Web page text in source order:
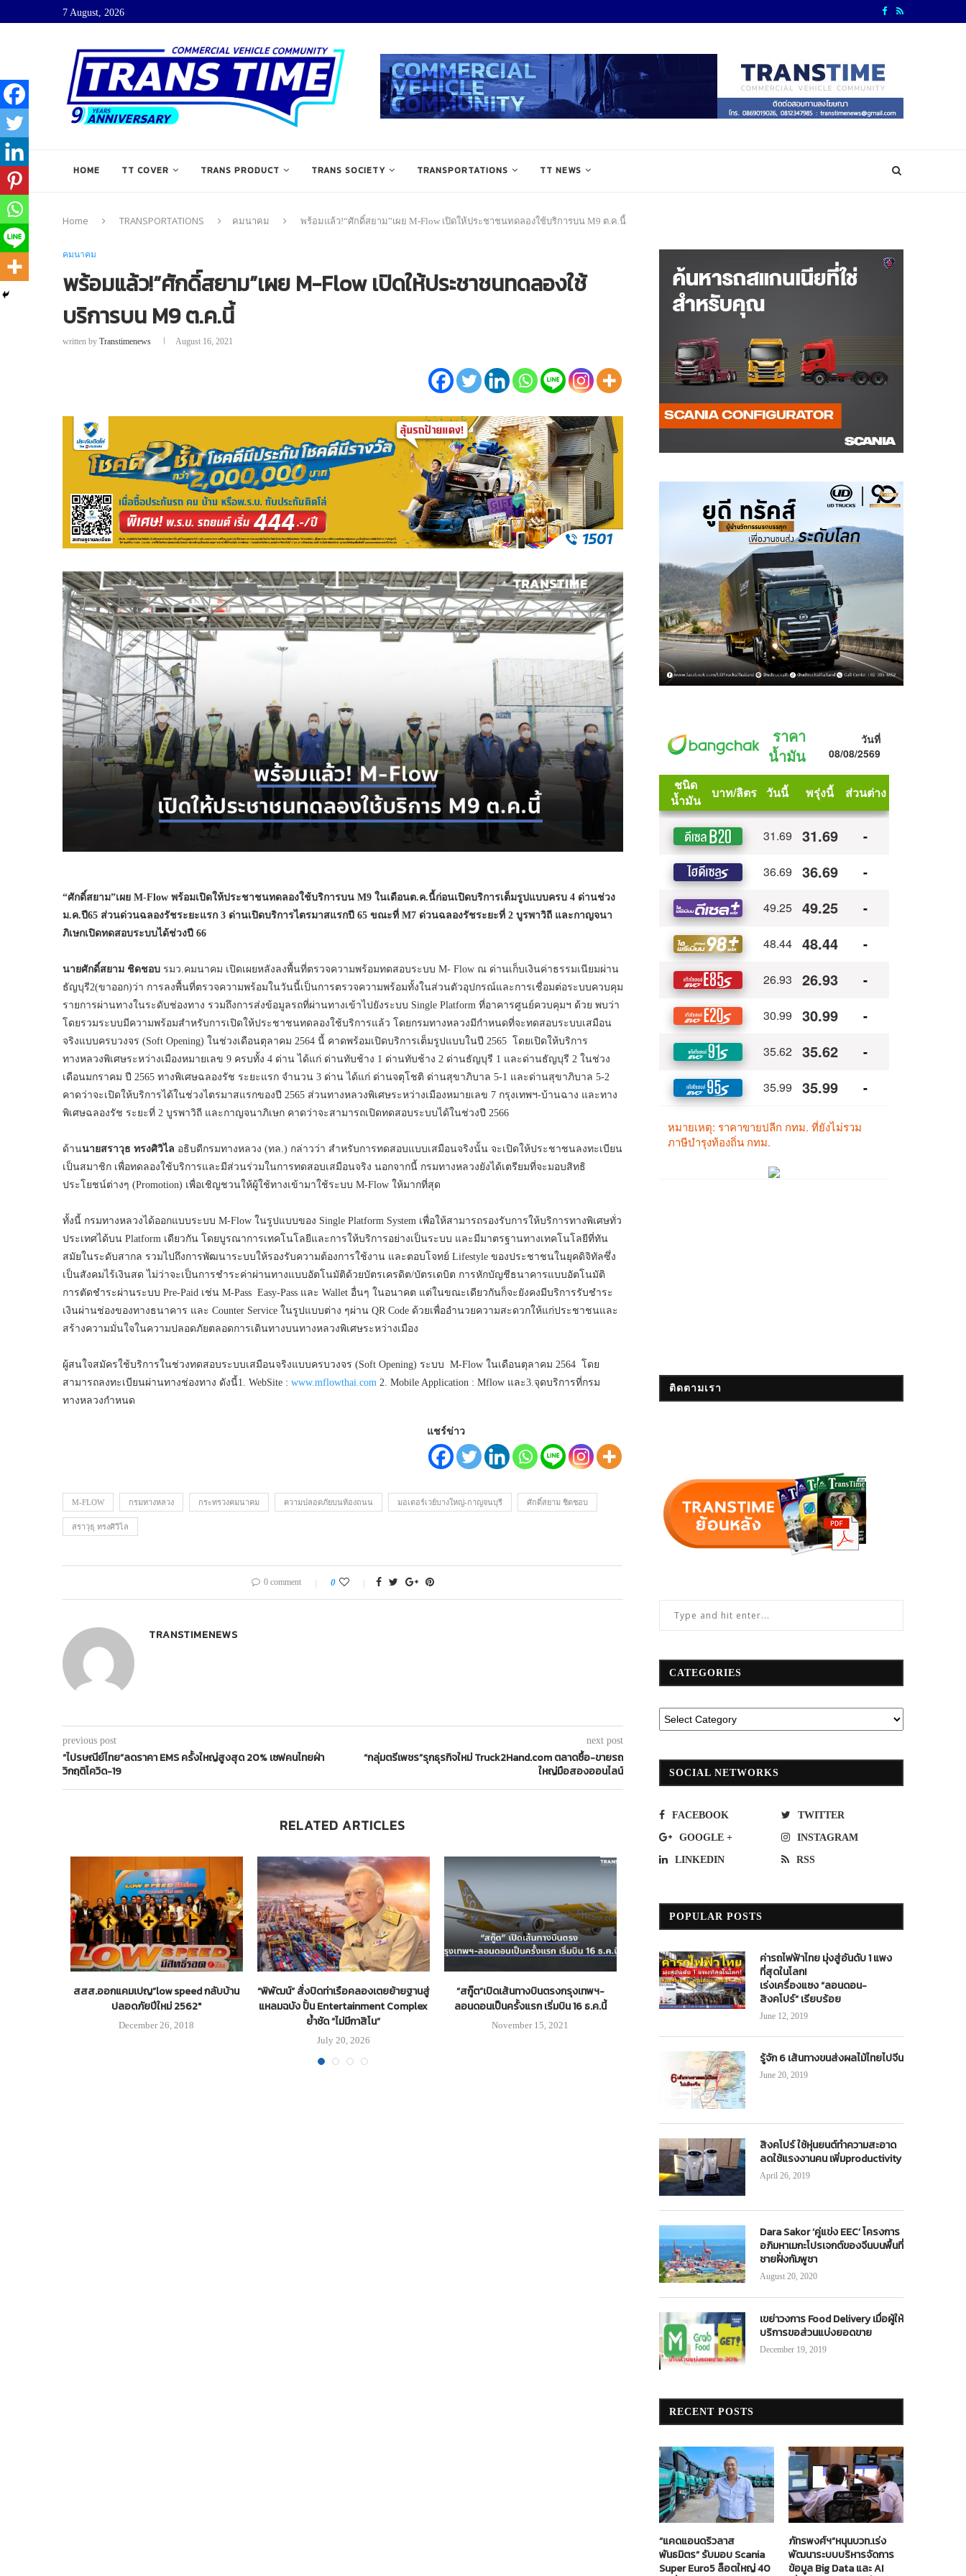
7 August, 2026
HOME TT COVER TRANS PRODUCT TRANS SOCIETY TRANSPORTATIONS TT NEWS
Home TRANSPORTATIONS คมนาคม พร้อมแล้ว!“ศักดิ์สยาม”เผย M-Flow เปิดให้ประชาชนทดลองใช้บริการบน M9 ต.ค.นี้
คมนาคม
พร้อมแล้ว!“ศักดิ์สยาม”เผย M-Flow เปิดให้ประชาชนทดลองใช้
บริการบน M9 ต.ค.นี้
written by Transtimenews August 16, 2021
“ศักดิ์สยาม”เผย M-Flow พร้อมเปิดให้ประชาชนทดลองใช้บริการบน M9 ในเดือนต.ค.นี้ก่อนเปิดบริการเต็มรูปแบบครบ 4 ด่านช่วง
ม.ค.ปี65 ส่วนด่วนฉลองรัชระยะแรก 3 ด่านเปิดบริการไตรมาสแรกปี 65 ขณะที่ M7 ด่วนฉลองรัชระยะที่ 2 บูรพาวิถี และกาญจนา
ภิเษกเปิดทดสอบระบบได้ช่วงปี 66
นายศักดิ์สยาม ชิดชอบ รมว.คมนาคม เปิดเผยหลังลงพื้นที่ตรวจความพร้อมทดสอบระบบ M- Flow ณ ด่านเก็บเงินค่าธรรมเนียมผ่าน
ธัญบุรี2(ขาออก)ว่า การลงพื้นที่ตรวจความพร้อมในวันนี้เป็นการตรวจความพร้อมทั้งในส่วนตัวอุปกรณ์และการเชื่อมต่อระบบควบคุม
รายการผ่านทางในระดับช่องทาง รวมถึงการส่งข้อมูลรถที่ผ่านทางเข้าไปยังระบบ Single Platform ที่อาคารศูนย์ควบคุมฯ ด้วย พบว่า
โดยรวมระบบมีความพร้อมสำหรับการเปิดให้ประชาชนทดลองใช้บริการแล้ว โดยกรมทางหลวงมีกำหนดที่จะทดสอบระบบเสมือน
จริงแบบครบวงจร (Soft Opening) ในช่วงเดือนตุลาคม 2564 นี้ คาดพร้อมเปิดบริการเต็มรูปแบบในปี 2565 โดยเปิดให้บริการ
ทางหลวงพิเศษระหว่างเมืองหมายเลข 9 ครบทั้ง 4 ด่าน ได้แก่ ด่านทับช้าง 1 ด่านทับช้าง 2 ด่านธัญบุรี 1 และด่านธัญบุรี 2 ในช่วง
เดือนมกราคม ปี 2565 ทางพิเศษฉลองรัช ระยะแรก จำนวน 3 ด่าน ได้แก่ ด่านจตุโชติ ด่านสุขาภิบาล 5-1 และด่านสุขาภิบาล 5-2
คาดว่าจะเปิดให้บริการได้ในช่วงไตรมาสแรกของปี 2565 ส่วนทางหลวงพิเศษระหว่างเมืองหมายเลข 7 กรุงเทพฯ-บ้านฉาง และทาง
พิเศษฉลองรัช ระยะที่ 2 บูรพาวิถี และกาญจนาภิเษก คาดว่าจะสามารถเปิดทดสอบระบบได้ในช่วงปี 2566
ด้านนายสราวุธ ทรงศิวิไล อธิบดีกรมทางหลวง (ทล.) กล่าวว่า สำหรับการทดสอบแบบเสมือนจริงนั้น จะเปิดให้ประชาชนลงทะเบียน
เป็นสมาชิก เพื่อทดลองใช้บริการและมีส่วนร่วมในการทดสอบเสมือนจริง นอกจากนี้ กรมทางหลวงยังได้เตรียมที่จะมอบสิทธิ
ประโยชน์ต่างๆ (Promotion) เพื่อเชิญชวนให้ผู้ใช้ทางเข้ามาใช้ระบบ M-Flow ให้มากที่สุด
ทั้งนี้ กรมทางหลวงได้ออกแบบระบบ M-Flow ในรูปแบบของ Single Platform System เพื่อให้สามารถรองรับการให้บริการทางพิเศษทั่ว
ประเทศได้บน Platform เดียวกัน โดยบูรณาการเทคโนโลยีและการให้บริการอย่างเป็นระบบ และมีมาตรฐานทางเทคโนโลยีที่ทัน
สมัยในระดับสากล รวมไปถึงการพัฒนาระบบให้รองรับความต้องการใช้งาน และตอบโจทย์ Lifestyle ของประชาชนในยุคดิจิทัลซึ่ง
เป็นสังคมไร้เงินสด ไม่ว่าจะเป็นการชำระค่าผ่านทางแบบอัตโนมัติด้วยบัตรเครดิต/บัตรเดบิต การหักบัญชีธนาคารแบบอัตโนมัติ
การตัดชำระผ่านระบบ Pre-Paid เช่น M-Pass Easy-Pass และ Wallet อื่นๆ ในอนาคต แต่ในขณะเดียวกันก็จะยังคงมีบริการรับชำระ
เงินผ่านช่องของทางธนาคาร และ Counter Service ในรูปแบบต่าง ๆผ่าน QR Code ด้วยเพื่ออำนวยความสะดวกให้แก่ประชาชนและ
สร้างความมั่นใจในความปลอดภัยตลอดการเดินทางบนทางหลวงพิเศษระหว่างเมือง
ผู้สนใจสมัครใช้บริการในช่วงทดสอบระบบเสมือนจริงแบบครบวงจร (Soft Opening) ระบบ M-Flow ในเดือนตุลาคม 2564 โดย
สามารถลงทะเบียนผ่านทางช่องทาง ดังนี้1. WebSite : www.mflowthai.com 2. Mobile Application : Mflow และ3.จุดบริการที่กรม
ทางหลวงกำหนด
แชร์ข่าว
M-FLOW กรมทางหลวง กระทรวงคมนาคม ความปลอดภัยบนท้องถนน มอเตอร์เวย์บางใหญ่-กาญจนบุรี ศักดิ์สยาม ชิดชอบ
สราวุธุ ทรงศิวิไล
0 comment 0
TRANSTIMENEWS
previous post
“ไปรษณีย์ไทย”ลดราคา EMS ครั้งใหญ่สูงสุด 20% เซฟคนไทยฝ่า
วิกฤติโควิด-19
next post
“กลุ่มตรีเพชร”รุกธุรกิจใหม่ Truck2Hand.com ตลาดซื้อ-ขายรถ
ใหญ่มือสองออนไลน์
RELATED ARTICLES
สสส.ออกแคมเปญ”low speed กลับบ้าน
ปลอดภัยปีใหม่ 2562″
December 26, 2018
“พิพัฒน์” สั่งปิดท่าเรือคลองเตยย้ายฐานสู่
แหลมฉบัง ปั้น Entertainment Complex
ย้ำชัด “ไม่มีกาสิโน”
July 20, 2026
“สกู๊ต”เปิดเส้นทางบินตรงกรุงเทพฯ-
ลอนดอนเป็นครั้งแรก เริ่มบิน 16 ธ.ค.นี้
November 15, 2021
รฟท.พร้อมรับมือคลื่นปชช.เดินทางกลับ
สงกรานต์ 62
การบินไทย ประกาศขายอาคารศู
อบรม ตามศาลล้มละลายกลางอนุ
February 24, 2021
ติดตามเรา
CATEGORIES
SOCIAL NETWORKS
FACEBOOK TWITTER
GOOGLE + INSTAGRAM
LINKEDIN RSS
POPULAR POSTS
ค่ารถไฟฟ้าไทย มุ่งสู่อันดับ 1 แพง
ที่สุดในโลก!
เร่งเครื่องแซง “ลอนดอน-
สิงคโปร์” เรียบร้อย
June 12, 2019
รู้จัก 6 เส้นทางขนส่งผลไม้ไทยไปจีน
June 20, 2019
สิงคโปร์ ใช้หุ่นยนต์ทำความสะอาด
ลดใช้แรงงานคน เพิ่มproductivity
April 26, 2019
Dara Sakor ‘คู่แข่ง EEC’ โครงการ
อภิมหาเมกะโปรเจกต์ของจีนบนพื้นที่
ชายฝั่งกัมพูชา
August 20, 2020
เขย่าวงการ Food Delivery เมื่อผู้ให้
บริการขอส่วนแบ่งยอดขาย
December 19, 2019
RECENT POSTS
“แคดแอนดริวลาส
พันธมิตร” รับมอบ Scania
Super Euro5 ล็อตใหญ่ 40
ภัทรพงศ์ฯ”หนุนบวท.เร่ง
พัฒนาระบบบริหารจัดการ
ข้อมูล Big Data และ AI